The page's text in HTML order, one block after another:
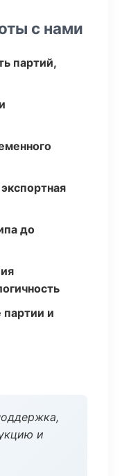
с нами
партий,
до
партии и
и